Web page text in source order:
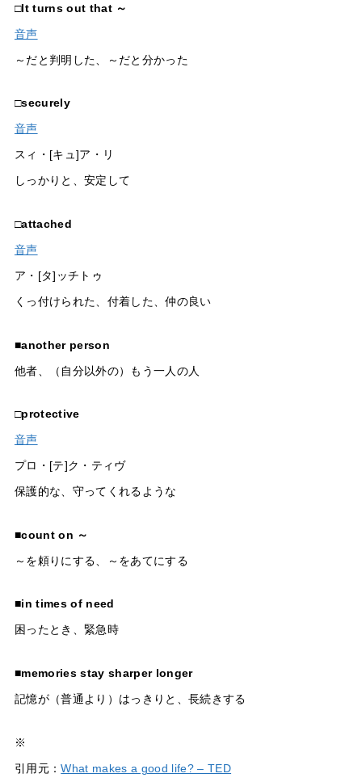
□It turns out that ～
音声
～だと判明した、～だと分かった
□securely
音声
スィ・[キュ]ア・リ
しっかりと、安定して
□attached
音声
ア・[タ]ッチトゥ
くっ付けられた、付着した、仲の良い
■another person
他者、（自分以外の）もう一人の人
□protective
音声
プロ・[テ]ク・ティヴ
保護的な、守ってくれるような
■count on ～
～を頼りにする、～をあてにする
■in times of need
困ったとき、緊急時
■memories stay sharper longer
記憶が（普通より）はっきりと、長続きする
※
引用元：What makes a good life? – TED